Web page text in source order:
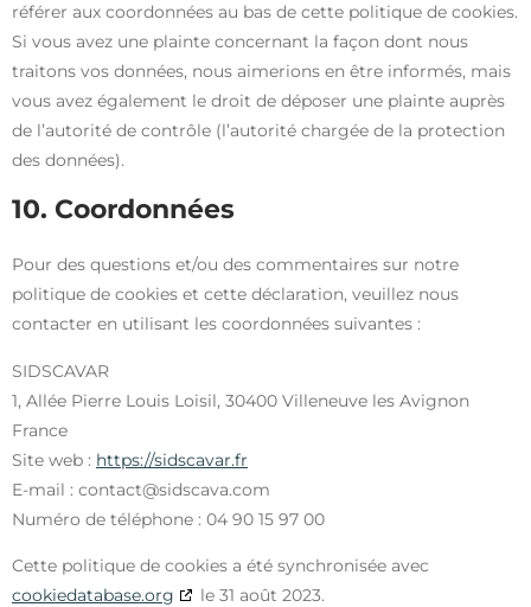
référer aux coordonnées au bas de cette politique de cookies.
Si vous avez une plainte concernant la façon dont nous
traitons vos données, nous aimerions en être informés, mais
vous avez également le droit de déposer une plainte auprès
de l’autorité de contrôle (l’autorité chargée de la protection
des données).
10. Coordonnées
Pour des questions et/ou des commentaires sur notre
politique de cookies et cette déclaration, veuillez nous
contacter en utilisant les coordonnées suivantes :
SIDSCAVAR
1, Allée Pierre Louis Loisil, 30400 Villeneuve les Avignon
France
Site web : https://sidscavar.fr
E-mail : contact@sidscava.com
Numéro de téléphone : 04 90 15 97 00
Cette politique de cookies a été synchronisée avec
cookiedatabase.org
le 31 août 2023.